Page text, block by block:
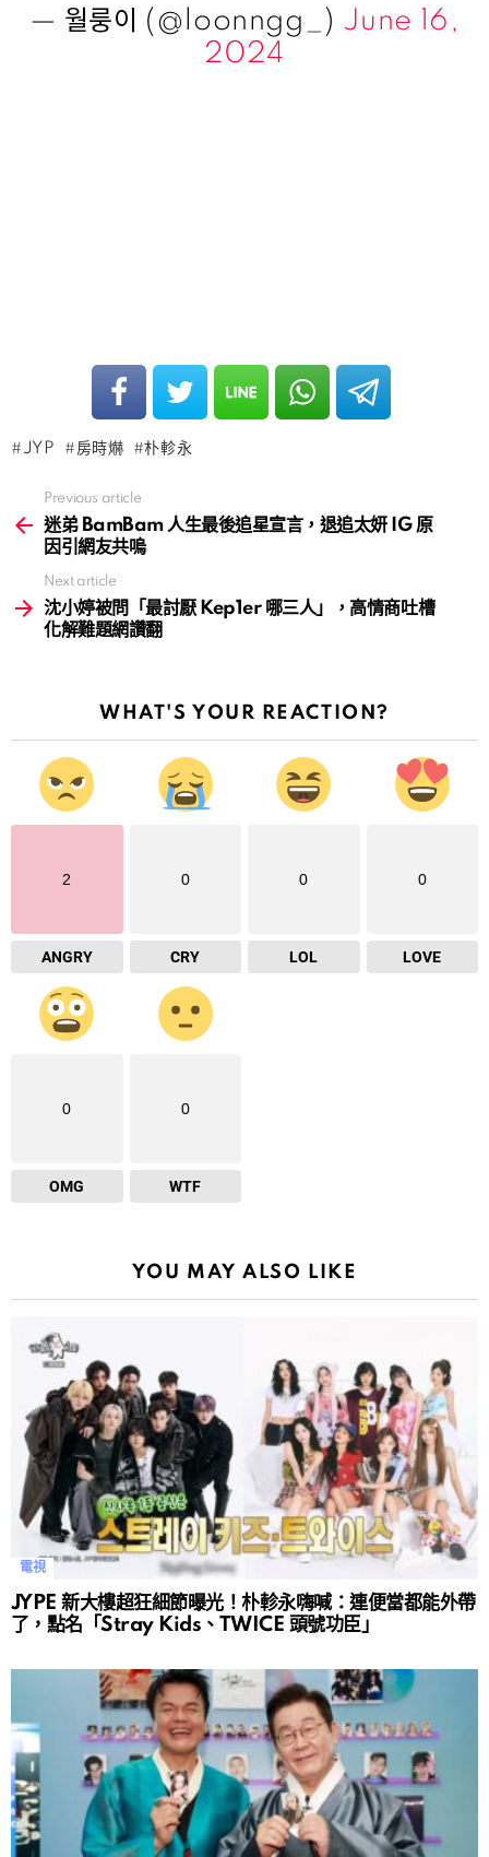
— 월룽이 (@loonngg_) June 16,
2024
JYP 房時爀 朴軫永
more
Previous article
迷弟 BamBam 人生最後追星宣言，退追太妍 IG 原
因引網友共嗚
Next article
沈小婷被問「最討厭 Kep1er 哪三人」，高情商吐槽
化解難題網讚翻
WHAT'S YOUR REACTION?
2
ANGRY
0
CRY
0
LOL
0
LOVE
0
OMG
0
WTF
YOU MAY ALSO LIKE
電視
JYPE 新大樓超狂細節曝光！朴軫永嗨喊：連便當都能外帶
了，點名「Stray Kids、TWICE 頭號功臣」